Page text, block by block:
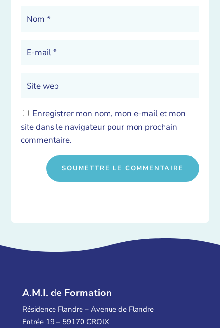
Enregistrer mon nom, mon e-mail et mon
site dans le navigateur pour mon prochain
commentaire.
SOUMETTRE LE COMMENTAIRE
A.M.I. de Formation
Résidence Flandre – Avenue de Flandre
Entrée 19 – 59170 CROIX